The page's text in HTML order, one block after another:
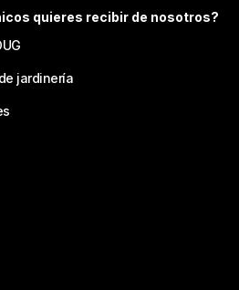
quieres recibir de nosotros?
jardinería